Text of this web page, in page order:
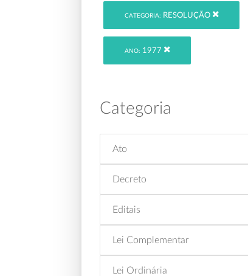
CATEGORIA: RESOLUÇÃO
ANO: 1977
Categoria
Ato
Decreto
Editais
Lei Complementar
Lei Ordinária